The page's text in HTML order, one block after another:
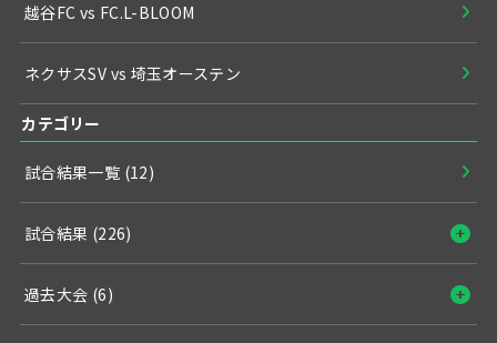
越谷FC vs FC.L-BLOOM
ネクサスSV vs 埼玉オーステン
カテゴリー
試合結果一覧 (12)
試合結果 (226)
過去大会 (6)